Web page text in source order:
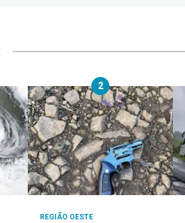
2
REGIÃO OESTE